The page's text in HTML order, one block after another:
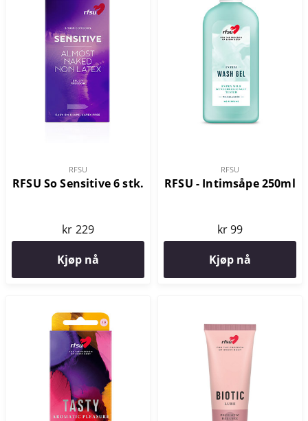
RFSU
RFSU So Sensitive 6 stk.
kr 229
Kjøp nå
RFSU
RFSU - Intimsåpe 250ml
kr 99
Kjøp nå